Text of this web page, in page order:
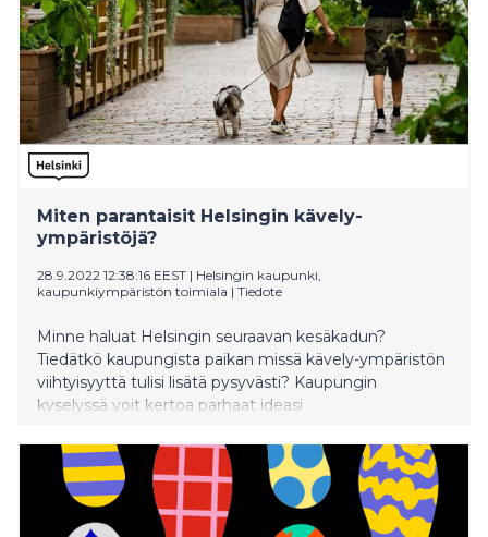
Miten parantaisit Helsingin kävely-
ympäristöjä?
28.9.2022 12:38:16 EEST | Helsingin kaupunki,
kaupunkiympäristön toimiala | Tiedote
Minne haluat Helsingin seuraavan kesäkadun?
Tiedätkö kaupungista paikan missä kävely-ympäristön
viihtyisyyttä tulisi lisätä pysyvästi? Kaupungin
kyselyssä voit kertoa parhaat ideasi
kohteen kehittämisen tavasta.